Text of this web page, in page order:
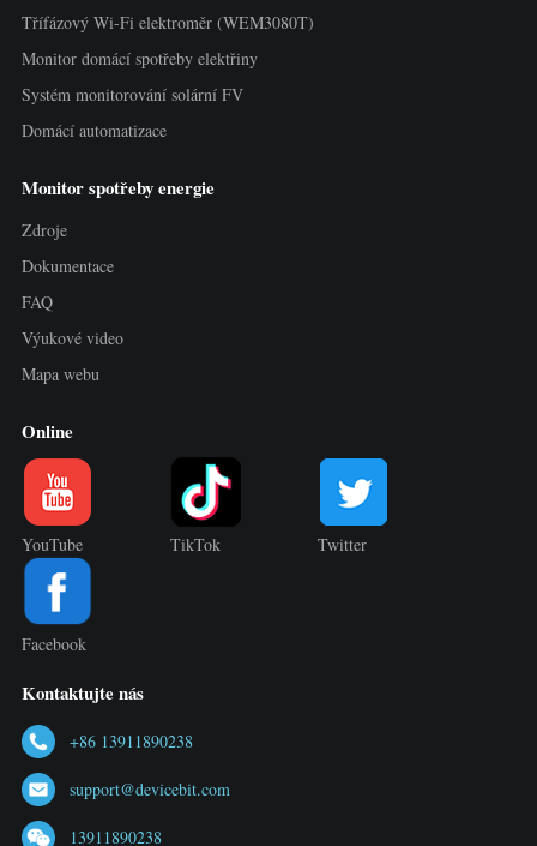
Třífázový Wi-Fi elektroměr (WEM3080T)
Monitor domácí spotřeby elektřiny
Systém monitorování solární FV
Domácí automatizace
Monitor spotřeby energie
Zdroje
Dokumentace
FAQ
Výukové video
Mapa webu
Online
YouTube TikTok Twitter
Facebook
Kontaktujte nás
+86 13911890238
support@devicebit.com
13911890238